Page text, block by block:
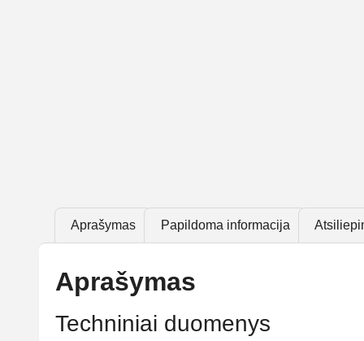
Aprašymas Papildoma informacija
Aprašymas
Techniniai duomenys